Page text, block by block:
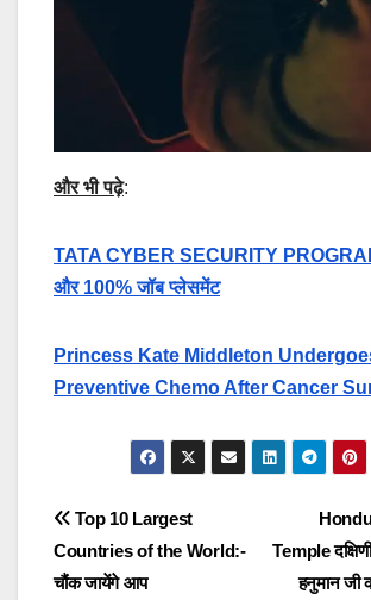
और भी पढ़े:
TATA CYBER SECURITY
और 100% जॉब प्लेसमेंट
Princess Kate Middleton
Preventive Chemo After Cancer
Post
navigation
Temple
हनुमान जी
Top 10 Largest
Countries of the World:-
चौंक जायेंगे आप